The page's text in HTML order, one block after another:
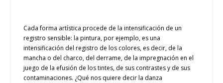
Cada forma artística procede de la intensificación de un
registro sensible: la pintura, por ejemplo, es una
intensificación del registro de los colores, es decir, de la
mancha o del charco, del derrame, de la impregnación en el
juego de la efusión de los tintes, de sus contrastes y de sus
contaminaciones. ¿Qué nos quiere decir la danza